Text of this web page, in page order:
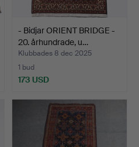
- Bidjar ORIENT BRIDGE -
20. århundrade, u…
Klubbades 8 dec 2025
1 bud
173 USD